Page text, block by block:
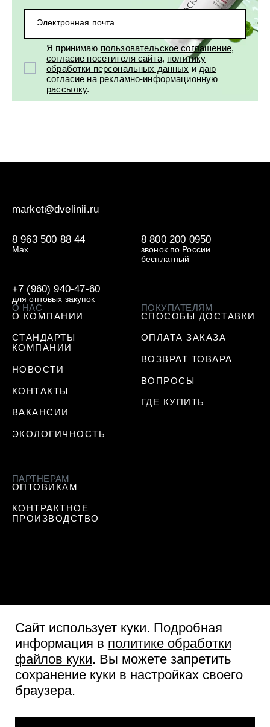
Электронная почта
Я принимаю пользовательское соглашение,
согласие посетителя сайта, политику
обработки персональных данных и даю
согласие на рекламно-информационную
рассылку.
market@dvelinii.ru
8 800 200 0950
звонок по России
бесплатный
8 963 500 88 44
Max
+7 (960) 940-47-60
для оптовых закупок
О НАС
О КОМПАНИИ
СТАНДАРТЫ
КОМПАНИИ
НОВОСТИ
КОНТАКТЫ
ВАКАНСИИ
ЭКОЛОГИЧНОСТЬ
ПОКУПАТЕЛЯМ
СПОСОБЫ ДОСТАВКИ
ОПЛАТА ЗАКАЗА
ВОЗВРАТ ТОВАРА
ВОПРОСЫ
ГДЕ КУПИТЬ
ПАРТНЕРАМ
ОПТОВИКАМ
КОНТРАКТНОЕ
ПРОИЗВОДСТВО
Пользовательское соглашение
Политика обработки персональных данных
Сайт использует куки. Подробная
информация в политике обработки
файлов куки. Вы можете запретить
сохранение куки в настройках своего
браузера.